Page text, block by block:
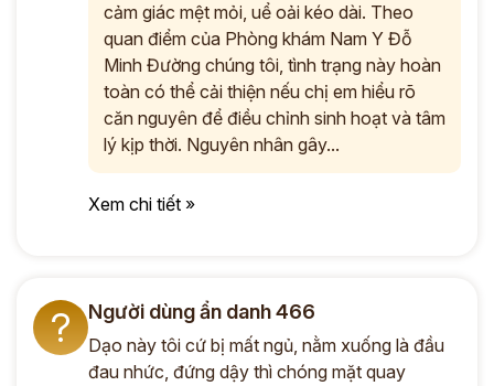
cảm giác mệt mỏi, uể oải kéo dài. Theo
quan điểm của Phòng khám Nam Y Đỗ
Minh Đường chúng tôi, tình trạng này hoàn
toàn có thể cải thiện nếu chị em hiểu rõ
căn nguyên để điều chỉnh sinh hoạt và tâm
lý kịp thời. Nguyên nhân gây...
Xem chi tiết »
? Người dùng ẩn danh 466
Dạo này tôi cứ bị mất ngủ, nằm xuống là đầu
đau nhức, đứng dậy thì chóng mặt quay